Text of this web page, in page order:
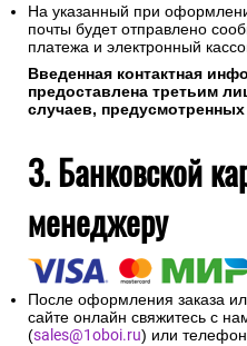
На указанный при
почты будет отправлено
платежа и электронный
Введенная контактная
предоставлена третьим
случаев,
3. Банковской
менеджеру
После оформления заказа
сайте онлайн свяжитесь с
(sales@1oboi.ru) или